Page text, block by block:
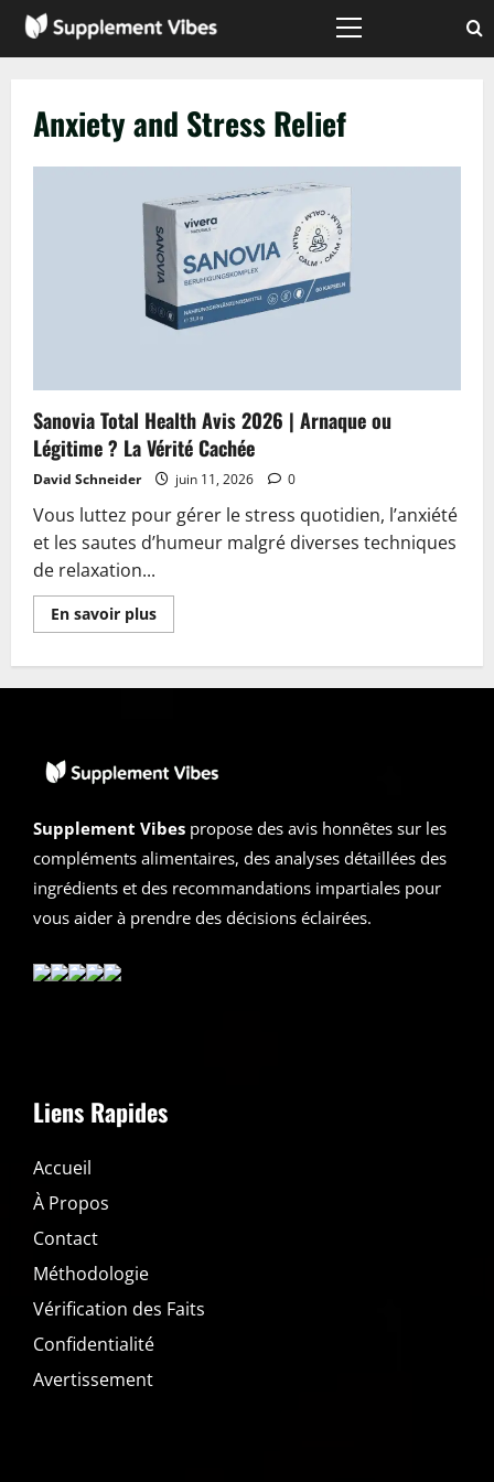
Passer
Menu
Anxiety and Stress Relief
Sanovia Total Health Avis 2026 | Arnaque ou
Légitime ? La Vérité Cachée
David Schneider juin 11, 2026 0
Vous luttez pour gérer le stress quotidien, l’anxiété
et les sautes d’humeur malgré diverses techniques
de relaxation...
En savoir plusEn
savoir
Total
Arnaque
ou
La
Vérité
Cachée
Supplement Vibes propose des avis honnêtes sur les
compléments alimentaires, des analyses détaillées des
ingrédients et des recommandations impartiales pour
vous aider à prendre des décisions éclairées.
Liens Rapides
Accueil
À Propos
Contact
Méthodologie
Vérification des Faits
Confidentialité
Avertissement